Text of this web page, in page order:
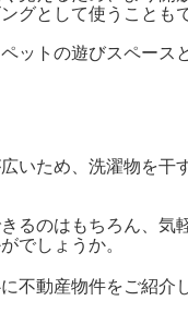
グとして使うことも
ットの遊びスペース
いため、洗濯物を干
るのはもちろん、気
でしょうか。
不動産物件をご紹介